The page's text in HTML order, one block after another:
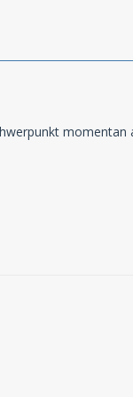
momentan